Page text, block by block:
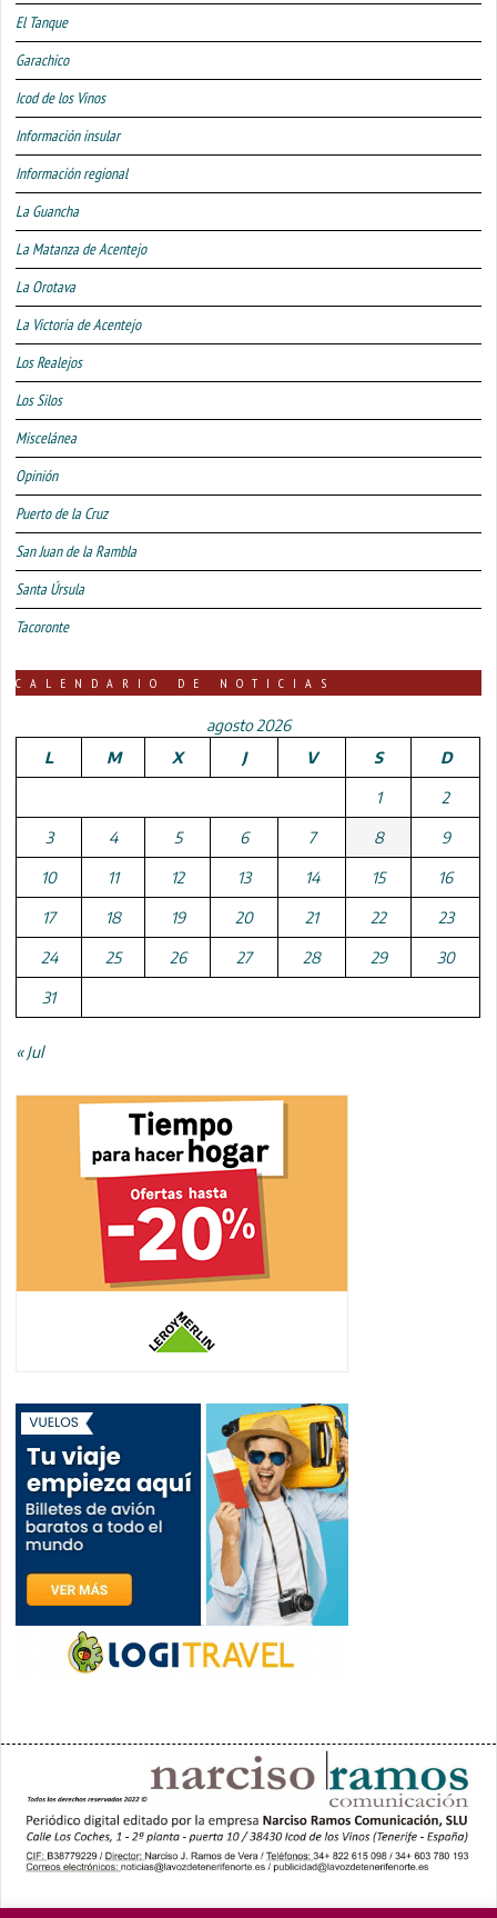
El Tanque
Garachico
Icod de los Vinos
Información insular
Información regional
La Guancha
La Matanza de Acentejo
La Orotava
La Victoria de Acentejo
Los Realejos
Los Silos
Miscelánea
Opinión
Puerto de la Cruz
San Juan de la Rambla
Santa Úrsula
Tacoronte
CALENDARIO DE NOTICIAS
agosto 2026
L
M X J V S D
1 2
3 4 5 6 7 8 9
10 11 12 13 14 15 16
17 18 19 20 21 22 23
24 25 26 27 28 29 30
31
« Jul
PORTADA YCODEN DAUTE (7) VALLE DE LA OROTAVA (3)